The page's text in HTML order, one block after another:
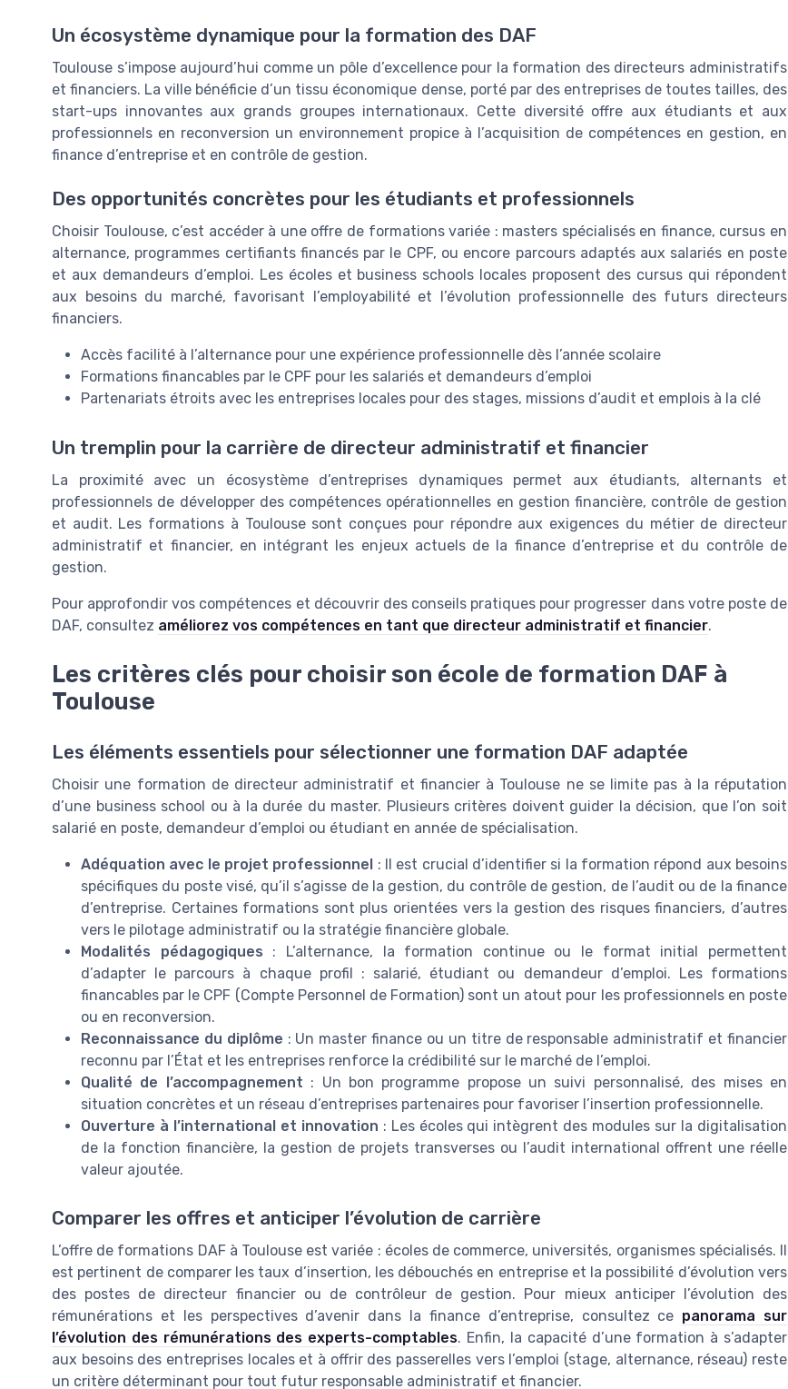
Un écosystème dynamique pour la formation des DAF
Toulouse s’impose aujourd’hui comme un pôle d’excellence pour la formation des directeurs administratifs
et financiers. La ville bénéficie d’un tissu économique dense, porté par des entreprises de toutes tailles, des
start-ups innovantes aux grands groupes internationaux. Cette diversité offre aux étudiants et aux
professionnels en reconversion un environnement propice à l’acquisition de compétences en gestion, en
finance d’entreprise et en contrôle de gestion.
Des opportunités concrètes pour les étudiants et professionnels
Choisir Toulouse, c’est accéder à une offre de formations variée : masters spécialisés en finance, cursus en
alternance, programmes certifiants financés par le CPF, ou encore parcours adaptés aux salariés en poste
et aux demandeurs d’emploi. Les écoles et business schools locales proposent des cursus qui répondent
aux besoins du marché, favorisant l’employabilité et l’évolution professionnelle des futurs directeurs
financiers.
Accès facilité à l’alternance pour une expérience professionnelle dès l’année scolaire
Formations financables par le CPF pour les salariés et demandeurs d’emploi
Partenariats étroits avec les entreprises locales pour des stages, missions d’audit et emplois à la clé
Un tremplin pour la carrière de directeur administratif et financier
La proximité avec un écosystème d’entreprises dynamiques permet aux étudiants, alternants et
professionnels de développer des compétences opérationnelles en gestion financière, contrôle de gestion
et audit. Les formations à Toulouse sont conçues pour répondre aux exigences du métier de directeur
administratif et financier, en intégrant les enjeux actuels de la finance d’entreprise et du contrôle de
gestion.
Pour approfondir vos compétences et découvrir des conseils pratiques pour progresser dans votre poste de
DAF, consultez améliorez vos compétences en tant que directeur administratif et financier.
Les critères clés pour choisir son école de formation DAF à
Toulouse
Les éléments essentiels pour sélectionner une formation DAF adaptée
Choisir une formation de directeur administratif et financier à Toulouse ne se limite pas à la réputation
d’une business school ou à la durée du master. Plusieurs critères doivent guider la décision, que l’on soit
salarié en poste, demandeur d’emploi ou étudiant en année de spécialisation.
Adéquation avec le projet professionnel : Il est crucial d’identifier si la formation répond aux besoins
spécifiques du poste visé, qu’il s’agisse de la gestion, du contrôle de gestion, de l’audit ou de la finance
d’entreprise. Certaines formations sont plus orientées vers la gestion des risques financiers, d’autres
vers le pilotage administratif ou la stratégie financière globale.
Modalités pédagogiques : L’alternance, la formation continue ou le format initial permettent
d’adapter le parcours à chaque profil : salarié, étudiant ou demandeur d’emploi. Les formations
financables par le CPF (Compte Personnel de Formation) sont un atout pour les professionnels en poste
ou en reconversion.
Reconnaissance du diplôme : Un master finance ou un titre de responsable administratif et financier
reconnu par l’État et les entreprises renforce la crédibilité sur le marché de l’emploi.
Qualité de l’accompagnement : Un bon programme propose un suivi personnalisé, des mises en
situation concrètes et un réseau d’entreprises partenaires pour favoriser l’insertion professionnelle.
Ouverture à l’international et innovation : Les écoles qui intègrent des modules sur la digitalisation
de la fonction financière, la gestion de projets transverses ou l’audit international offrent une réelle
valeur ajoutée.
Comparer les offres et anticiper l’évolution de carrière
L’offre de formations DAF à Toulouse est variée : écoles de commerce, universités, organismes spécialisés. Il
est pertinent de comparer les taux d’insertion, les débouchés en entreprise et la possibilité d’évolution vers
des postes de directeur financier ou de contrôleur de gestion. Pour mieux anticiper l’évolution des
rémunérations et les perspectives d’avenir dans la finance d’entreprise, consultez ce panorama sur
l’évolution des rémunérations des experts-comptables. Enfin, la capacité d’une formation à s’adapter
aux besoins des entreprises locales et à offrir des passerelles vers l’emploi (stage, alternance, réseau) reste
un critère déterminant pour tout futur responsable administratif et financier.